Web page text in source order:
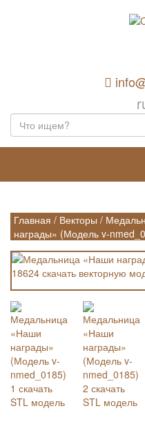
Главная / Векторы /
награды» (Модель v-